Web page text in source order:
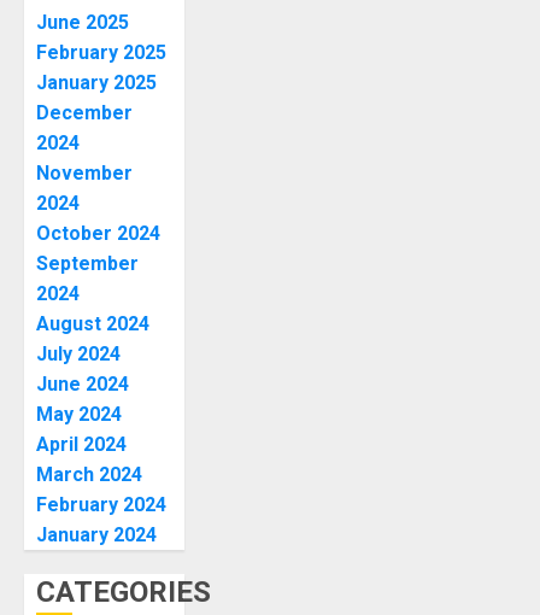
June 2025
February 2025
January 2025
December
2024
November
2024
October 2024
September
2024
August 2024
July 2024
June 2024
May 2024
April 2024
March 2024
February 2024
January 2024
CATEGORIES